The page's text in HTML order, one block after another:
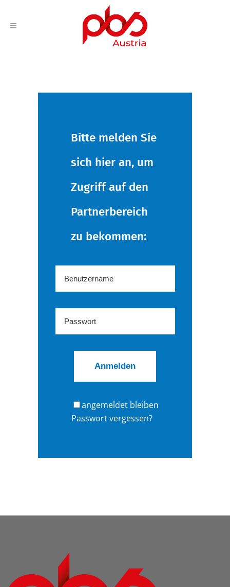
Bitte melden Sie
sich hier an, um
Zugriff auf den
Partnerbereich
zu bekommen:
angemeldet bleiben
Passwort vergessen?